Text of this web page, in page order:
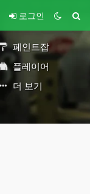
로그인
페인트잡
플레이어
더 보기